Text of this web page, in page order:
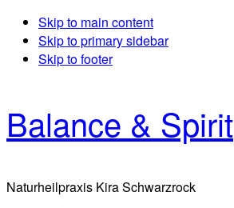
Skip to main content
Skip to primary sidebar
Skip to footer
Balance & Spirit
Naturheilpraxis Kira Schwarzrock